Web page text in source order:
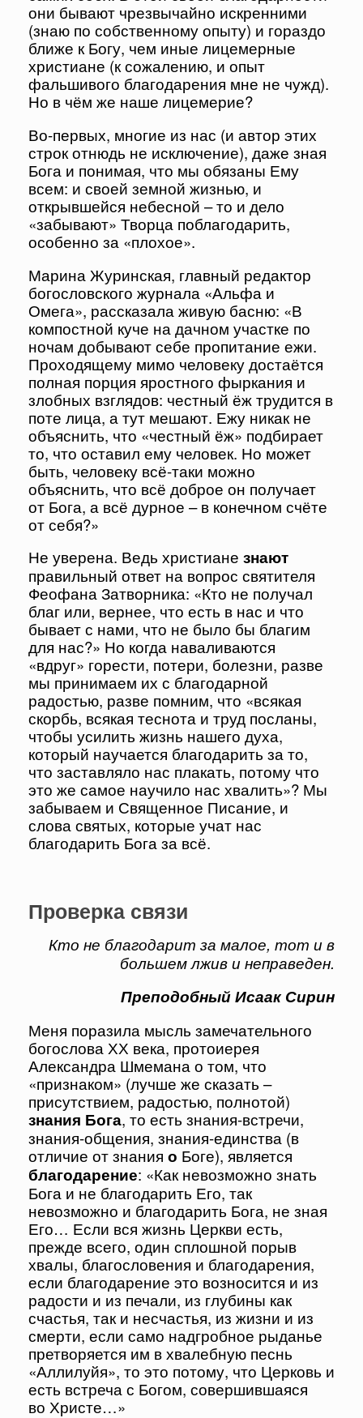
они бывают чрезвычайно искренними
(знаю по собственному опыту) и гораздо
ближе к Богу, чем иные лицемерные
христиане (к сожалению, и опыт
фальшивого благодарения мне не чужд).
Но в чём же наше лицемерие?
Во-первых, многие из нас (и автор этих
строк отнюдь не исключение), даже зная
Бога и понимая, что мы обязаны Ему
всем: и своей земной жизнью, и
открывшейся небесной – то и дело
«забывают» Творца поблагодарить,
особенно за «плохое».
Марина Журинская, главный редактор
богословского журнала «Альфа и
Омега», рассказала живую басню: «В
компостной куче на дачном участке по
ночам добывают себе пропитание ежи.
Проходящему мимо человеку достаётся
полная порция яростного фыркания и
злобных взглядов: честный ёж трудится в
поте лица, а тут мешают. Ежу никак не
объяснить, что «честный ёж» подбирает
то, что оставил ему человек. Но может
быть, человеку всё-таки можно
объяснить, что всё доброе он получает
от Бога, а всё дурное – в конечном счёте
от себя?»
Не уверена. Ведь христиане знают
правильный ответ на вопрос святителя
Феофана Затворника: «Кто не получал
благ или, вернее, что есть в нас и что
бывает с нами, что не было бы благим
для нас?» Но когда наваливаются
«вдруг» горести, потери, болезни, разве
мы принимаем их с благодарной
радостью, разве помним, что «всякая
скорбь, всякая теснота и труд посланы,
чтобы усилить жизнь нашего духа,
который научается благодарить за то,
что заставляло нас плакать, потому что
это же самое научило нас хвалить»? Мы
забываем и Священное Писание, и
слова святых, которые учат нас
благодарить Бога за всё.
Проверка связи
Кто не благодарит за малое, тот и в
большем лжив и неправеден.
Преподобный Исаак Сирин
Меня поразила мысль замечательного
богослова ХХ века, протоиерея
Александра Шмемана о том, что
«признаком» (лучше же сказать –
присутствием, радостью, полнотой)
знания Бога, то есть знания-встречи,
знания-общения, знания-единства (в
отличие от знания о Боге), является
благодарение: «Как невозможно знать
Бога и не благодарить Его, так
невозможно и благодарить Бога, не зная
Его… Если вся жизнь Церкви есть,
прежде всего, один сплошной порыв
хвалы, благословения и благодарения,
если благодарение это возносится и из
радости и из печали, из глубины как
счастья, так и несчастья, из жизни и из
смерти, если само надгробное рыданье
претворяется им в хвалебную песнь
«Аллилуйя», то это потому, что Церковь и
есть встреча с Богом, совершившаяся
во Христе…»